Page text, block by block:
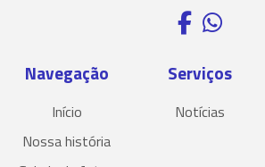
Navegação
Início
Nossa história
Serviços
Notícias